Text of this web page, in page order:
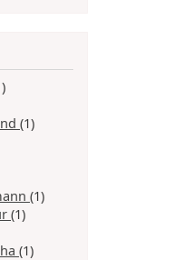
(1)
(1)
(1)
(1)